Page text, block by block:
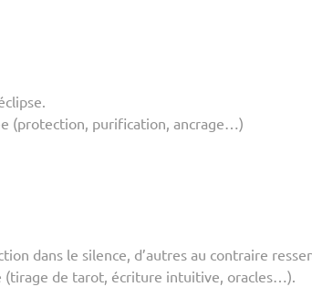
(protection, purification, ancrage…)
dans le silence, d’autres au contraire
(tirage de tarot, écriture intuitive, oracles…).